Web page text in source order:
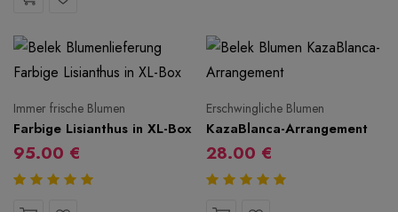
Immer frische Blumen
Farbige Lisianthus in XL-Box
95.00 €
Erschwingliche Blumen
KazaBlanca-Arrangement
28.00 €